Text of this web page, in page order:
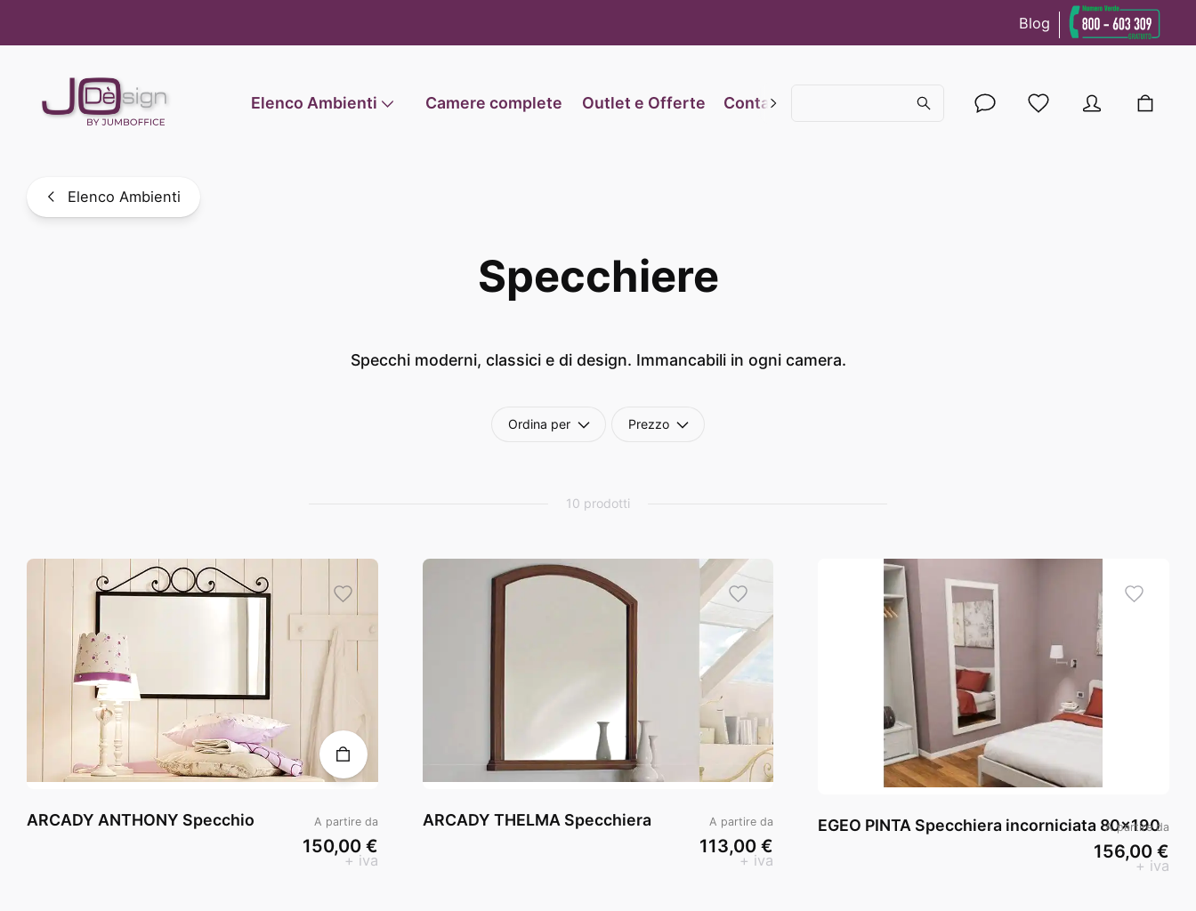
Blog
Elenco Ambienti Camere complete Outlet e Offerte Contatti
Elenco Ambienti
Specchiere
Specchi moderni, classici e di design. Immancabili in ogni camera.
Ordina per Prezzo
10 prodotti
ARCADY ANTHONY Specchio A partire da
150,00 €
+ iva
ARCADY THELMA Specchiera A partire da
113,00 €
+ iva
EGEO PINTA Specchiera incorniciata 80x190
A partire da
156,00 €
+ iva